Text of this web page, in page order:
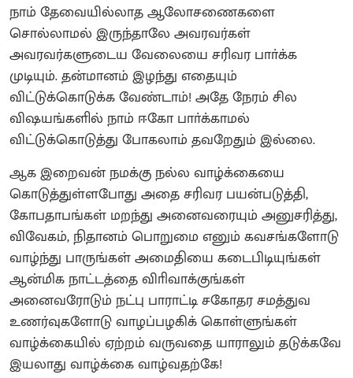
நாம் தேவையில்லாத ஆலோசணைகளை
சொல்லாமல் இருந்தாலே அவரவர்கள்
அவரவர்களுடைய வேலையை சரிவர பாா்க்க
முடியும். தன்மானம் இழந்து எதையும்
விட்டுக்கொடுக்க வேண்டாம்! அதே நேரம் சில
விஷயங்களில் நாம் ஈகோ பாா்க்காமல்
விட்டுக்கொடுத்து போகலாம் தவறேதும் இல்லை.
ஆக இறைவன் நமக்கு நல்ல வாழ்க்கையை
கொடுத்துள்ளபோது அதை சரிவர பயன்படுத்தி,
கோபதாபங்கள் மறந்து அனைவரையும் அனுசரித்து,
விவேகம், நிதானம் பொறுமை எனும் கவசங்களோடு
வாழ்ந்து பாருங்கள் அமைதியை கடைபிடியுங்கள்
ஆன்மிக நாட்டத்தை விாிவாக்குங்கள்
அனைவரோடும் நட்பு பாராட்டி சகோதர சமத்துவ
உணர்வுகளோடு வாழப்பழகிக் கொள்ளுங்கள்
வாழ்க்கையில் ஏற்றம் வருவதை யாராலும் தடுக்கவே
இயலாது வாழ்க்கை வாழ்வதற்கே!